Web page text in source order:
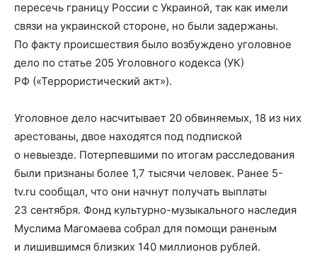
пересечь границу России с Украиной, так как имели
связи на украинской стороне, но были задержаны.
По факту происшествия было возбуждено уголовное
дело по статье 205 Уголовного кодекса (УК)
РФ («Террористический акт»).
Уголовное дело насчитывает 20 обвиняемых, 18 из них
арестованы, двое находятся под подпиской
о невыезде. Потерпевшими по итогам расследования
были признаны более 1,7 тысячи человек. Ранее 5-
tv.ru сообщал, что они начнут получать выплаты
23 сентября. Фонд культурно-музыкального наследия
Муслима Магомаева собрал для помощи раненым
и лишившимся близких 140 миллионов рублей.